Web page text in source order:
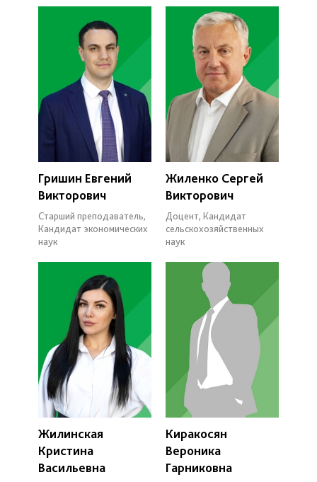
Гришин Евгений
Викторович
Старший преподаватель,
Кандидат экономических
наук
Жиленко Сергей
Викторович
Доцент, Кандидат
сельскохозяйственных
наук
Жилинская
Кристина
Васильевна
Киракосян
Вероника
Гарниковна